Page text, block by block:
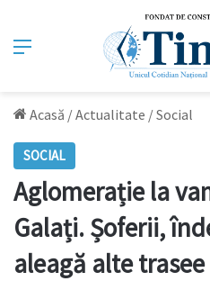
Meniu
Acasă /Actualitate /Social
SOCIAL
Aglomerație la
Galați. Șoferii,
aleagă alte trasee